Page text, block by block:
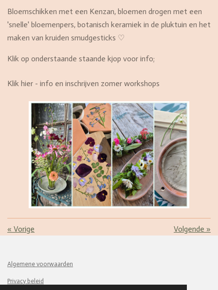
Bloemschikken met een Kenzan, bloemen drogen met een
'snelle' bloemenpers, botanisch keramiek in de pluktuin en het
maken van kruiden smudgesticks ♡
Klik op onderstaande staande kjop voor info;
Klik hier - info en inschrijven zomer workshops
« Vorige Volgende »
Algemene voorwaarden
Privacy beleid